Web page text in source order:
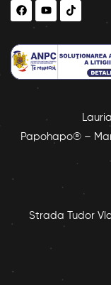
Papohapo® –
Strada Tudor